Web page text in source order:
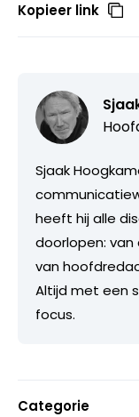
Kopieer link
Sjaak
heeft hij alle
doorlopen:
van
Altijd met een
focus.
Categorie